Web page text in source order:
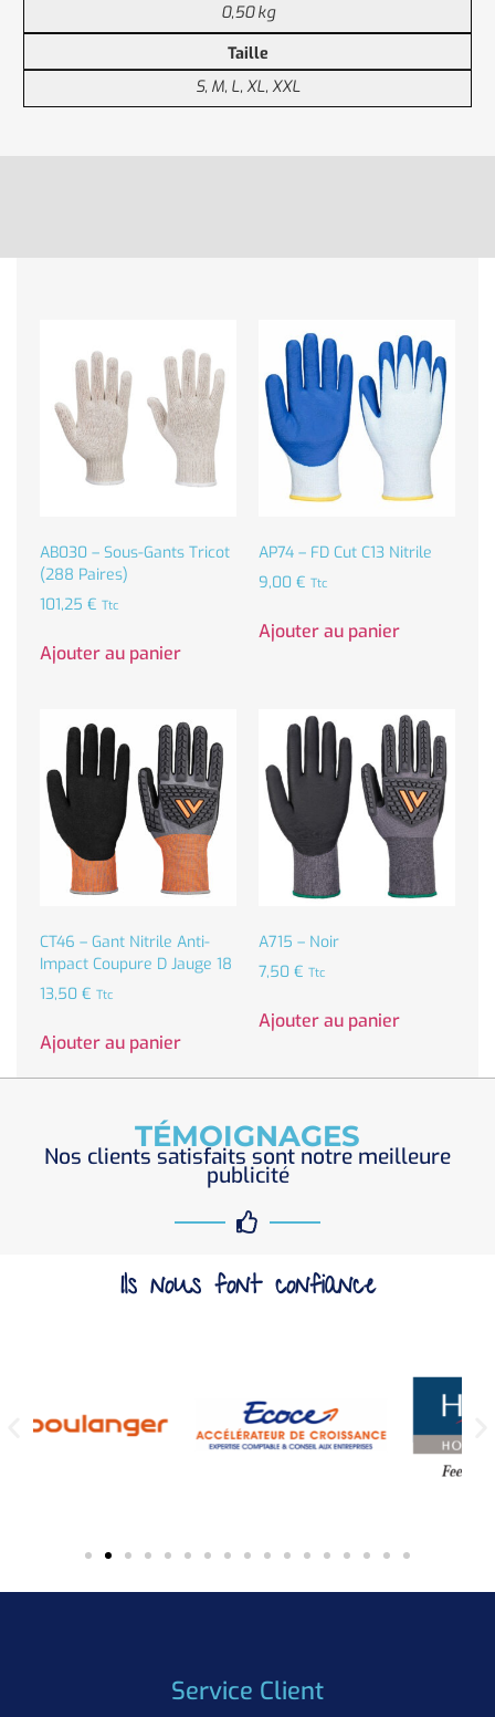
0,50 kg
Taille
S, M, L, XL, XXL
AB030 – Sous-Gants Tricot
(288 Paires)
101,25 € Ttc
Ajouter au panier
AP74 – FD Cut C13 Nitrile
9,00 € Ttc
Ajouter au panier
CT46 – Gant Nitrile Anti-
Impact Coupure D Jauge 18
13,50 € Ttc
Ajouter au panier
A715 – Noir
7,50 € Ttc
Ajouter au panier
TÉMOIGNAGES
Nos clients satisfaits sont notre meilleure
publicité
Ils nous font confiance
Service Client